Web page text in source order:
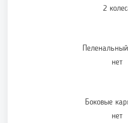
2
нет
Боковые
нет